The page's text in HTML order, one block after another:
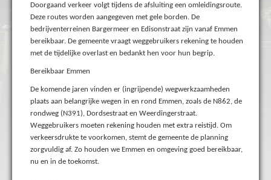
Doorgaand verkeer volgt tijdens de afsluiting een omleidingsroute.
Deze routes worden aangegeven met gele borden. De
bedrijventerreinen Bargermeer en Edisonstraat zijn vanaf Emmen
bereikbaar. De gemeente vraagt weggebruikers rekening te houden
met de tijdelijke overlast en bedankt hen voor hun begrip.
Bereikbaar Emmen
De komende jaren vinden er (ingrijpende) wegwerkzaamheden
plaats aan belangrijke wegen in en rond Emmen, zoals de N862, de
rondweg (N391), Dordsestraat en Weerdingerstraat.
Weggebruikers moeten rekening houden met extra reistijd. Om
verkeersdrukte te voorkomen, stemt de gemeente de planning
zorgvuldig af. Zo houden we Emmen en omgeving goed bereikbaar,
nu en in de toekomst.